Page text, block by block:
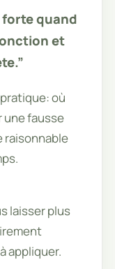
forte quand
et
où
fausse
raisonnable
laisser plus
appliquer.